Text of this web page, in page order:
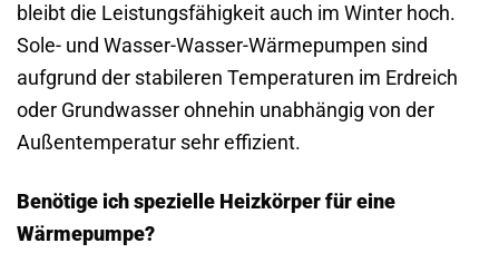
bleibt die Leistungsfähigkeit auch im Winter hoch.
Sole- und Wasser-Wasser-Wärmepumpen sind
aufgrund der stabileren Temperaturen im Erdreich
oder Grundwasser ohnehin unabhängig von der
Außentemperatur sehr effizient.
Benötige ich spezielle Heizkörper für eine
Wärmepumpe?